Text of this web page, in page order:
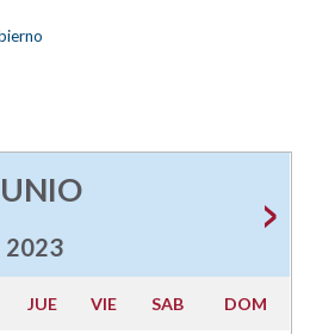
2023
JUE VIE SAB DOM